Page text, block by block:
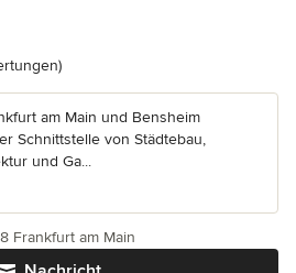
5 von 5 Sternen
am Main und Bensheim
Schnittstelle von Städtebau,
und Ga...
Frankfurt am Main